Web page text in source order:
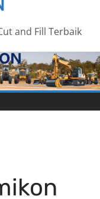
and Fill Terbaik